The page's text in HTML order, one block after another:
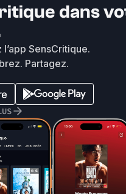
dans
SensCritique.
Partagez.